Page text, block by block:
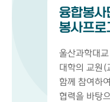
융합봉
봉사프로
울산과학대
대학의 교원(
함께 참여하
협력을 바탕